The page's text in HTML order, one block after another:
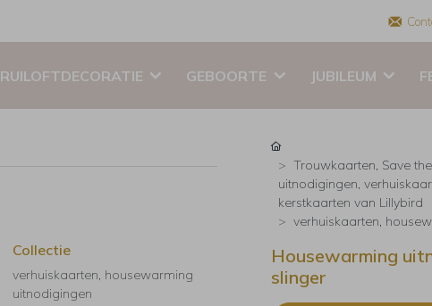
GEBOORTE JUBILEUM
Collectie
verhuiskaarten, housewarming
uitnodigingen
Trouwkaarten, Save
uitnodigingen,
kerstkaarten van Lillybird
verhuiskaarten,
Housewarming
slinger